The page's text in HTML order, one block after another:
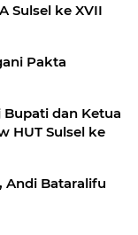
Sulsel ke XVII
Pakta
Bupati dan Ketua
HUT Sulsel ke
Andi Bataralifu